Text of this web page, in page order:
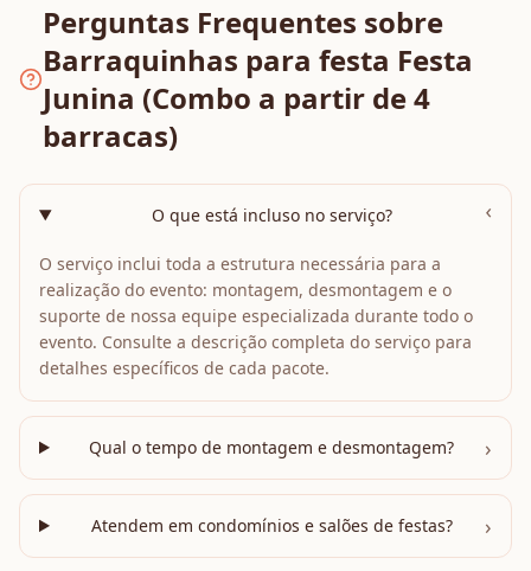
Perguntas Frequentes sobre
Barraquinhas para festa Festa
Junina (Combo a partir de 4
barracas)
O que está incluso no serviço? ›
O serviço inclui toda a estrutura necessária para a
realização do evento: montagem, desmontagem e o
suporte de nossa equipe especializada durante todo o
evento. Consulte a descrição completa do serviço para
detalhes específicos de cada pacote.
Qual o tempo de montagem e desmontagem? ›
Atendem em condomínios e salões de festas? ›